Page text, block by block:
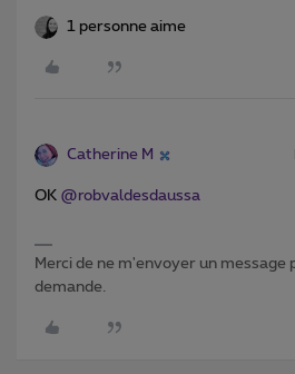
1 personne aime
Catherine M
OK @robvaldesdaussa
Merci de ne m'envoyer un message
demande.